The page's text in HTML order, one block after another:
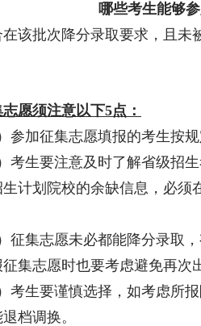
哪些考生能够
批次降分录取要求，且未
愿须注意以下5点：
加征集志愿填报的考生按规
生要注意及时了解省级招生
计划院校的余缺信息，必须
集志愿未必都能降分录取，
集志愿时也要考虑避免再次
生要谨慎选择，如考虑所报
档调换。